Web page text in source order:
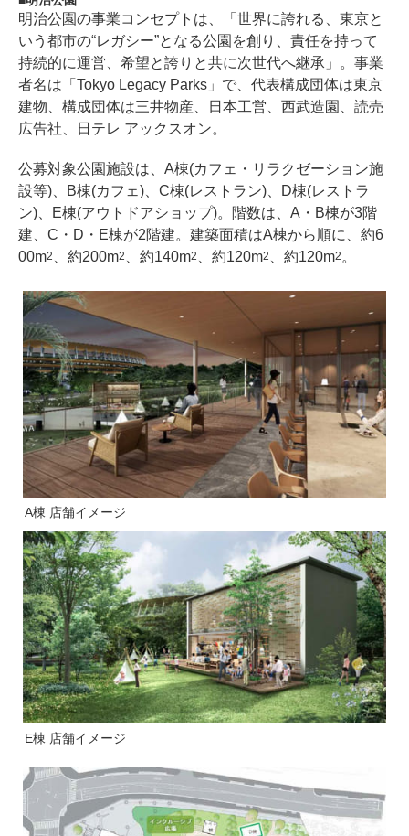
明治公園の事業コンセプトは、「世界に誇れる、東京と
いう都市の“レガシー”となる公園を創り、責任を持って
持続的に運営、希望と誇りと共に次世代へ継承」。事業
者名は「Tokyo Legacy Parks」で、代表構成団体は東京
建物、構成団体は三井物産、日本工営、西武造園、読売
広告社、日テレ アックスオン。
公募対象公園施設は、A棟(カフェ・リラクゼーション施
設等)、B棟(カフェ)、C棟(レストラン)、D棟(レストラ
ン)、E棟(アウトドアショップ)。階数は、A・B棟が3階
建、C・D・E棟が2階建。建築面積はA棟から順に、約6
00m2 、約200m2 、約140m2 、約120m2 、約120m2 。
A棟 店舗イメージ
E棟 店舗イメージ